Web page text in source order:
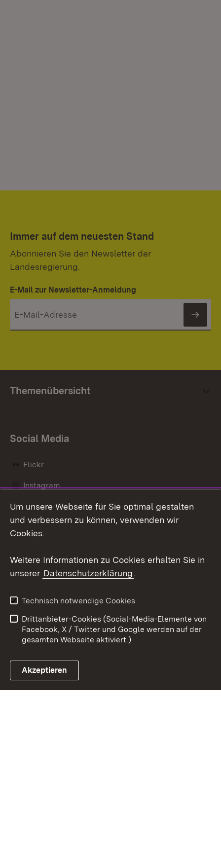
Immer auf dem neuesten Stand
Abonnieren Sie den Newsletter der
Landesregierung.
E-Mail zur Newsletter-Anmeldung
Themenübersicht
Social Media
Flickr
Instagram
Social Wall
Link zum Landesportal
Barrierefreiheit
Benutzungshinweise
Impressum
Cookies
Um unsere Webseite für Sie optimal gestalten
und verbessern zu können, verwenden wir
Cookies.
Weitere Informationen zu Cookies erhalten Sie in
unserer Datenschutzerklärung.
Technisch notwendige Cookies
Drittanbieter-Cookies (Social-Media-Elemente von
Facebook, X / Twitter und Google werden auf der
gesamten Webseite aktiviert.)
Akzeptieren